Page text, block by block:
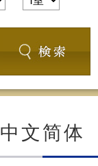
中文简体